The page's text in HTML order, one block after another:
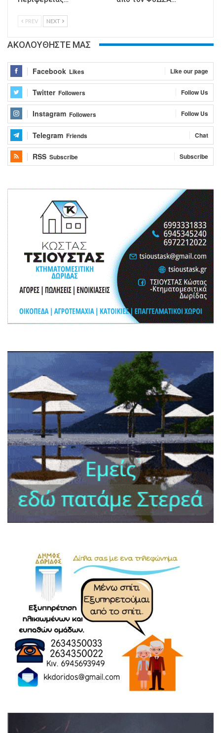
PREV NEXT
ΑΚΟΛΟΥΘΗΣΤΕ ΜΑΣ
Facebook Likes Like our page
Twitter Followers Follow Us
Instagram Followers Follow Us
Telegram Friends Chat
RSS Subscribe Subscribe